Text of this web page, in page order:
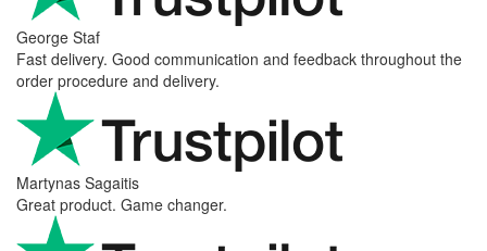
George Staf
Fast delivery. Good communication and feedback throughout the
order procedure and delivery.
Martynas Sagaitis
Great product. Game changer.